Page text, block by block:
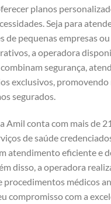
planos
Seja para
de pequenas empresas
a operadora
segurança,
exclusivos, promovendo
segurados.
Amil conta com mais de
de saúde
atendimento eficiente e
disso, a operadora
procedimentos médicos
compromisso com a